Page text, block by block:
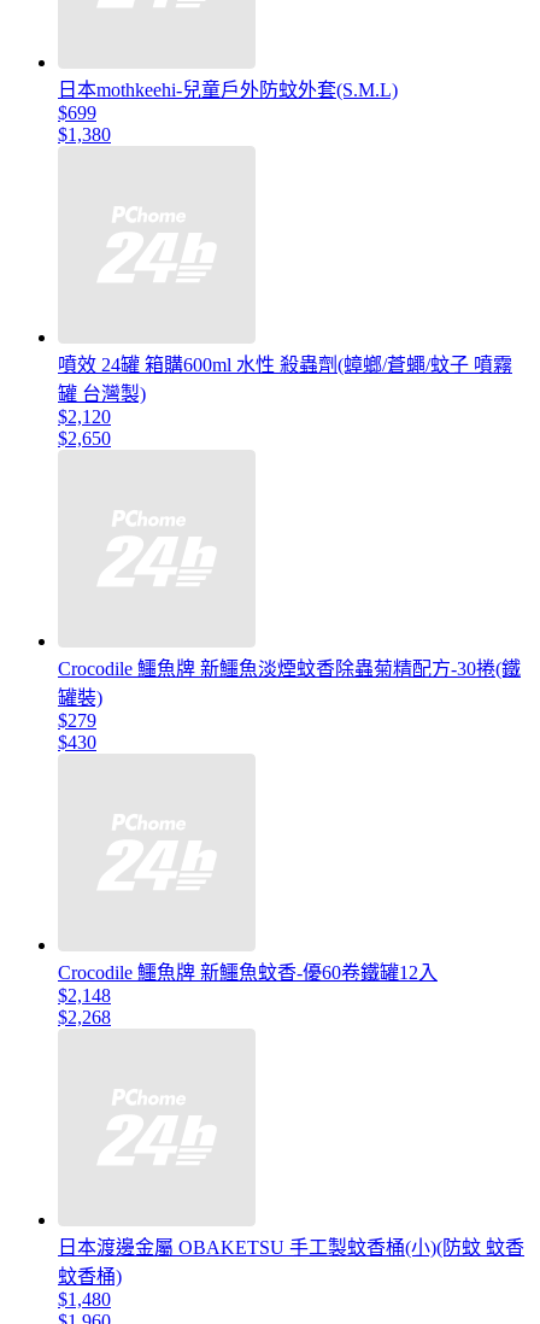
日本mothkeehi-兒童戶外防蚊外套(S.M.L)
$699
$1,380
噴效 24罐 箱購600ml 水性 殺蟲劑(蟑螂/蒼蠅/蚊子 噴霧
罐 台灣製)
$2,120
$2,650
Crocodile 鱷魚牌 新鱷魚淡煙蚊香除蟲菊精配方-30捲(鐵
罐裝)
$279
$430
Crocodile 鱷魚牌 新鱷魚蚊香-優60卷鐵罐12入
$2,148
$2,268
日本渡邊金屬 OBAKETSU 手工製蚊香桶(小)(防蚊 蚊香
蚊香桶)
$1,480